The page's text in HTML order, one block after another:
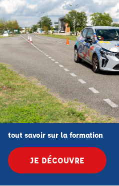
tout savoir sur la formation
JE DÉCOUVRE